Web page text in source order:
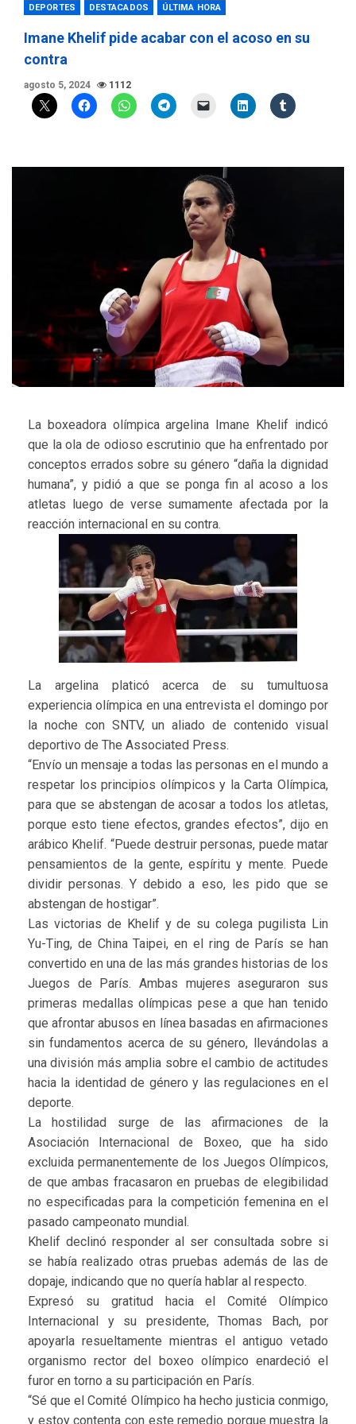
DEPORTES DESTACADOS ÚLTIMA HORA
Imane Khelif pide acabar con el acoso en su
contra
agosto 5, 2024 1112
La boxeadora olímpica argelina Imane Khelif indicó
que la ola de odioso escrutinio que ha enfrentado por
conceptos errados sobre su género “daña la dignidad
humana”, y pidió a que se ponga fin al acoso a los
atletas luego de verse sumamente afectada por la
reacción internacional en su contra.
La argelina platicó acerca de su tumultuosa
experiencia olímpica en una entrevista el domingo por
la noche con SNTV, un aliado de contenido visual
deportivo de The Associated Press.
“Envío un mensaje a todas las personas en el mundo a
respetar los principios olímpicos y la Carta Olímpica,
para que se abstengan de acosar a todos los atletas,
porque esto tiene efectos, grandes efectos”, dijo en
arábico Khelif. “Puede destruir personas, puede matar
pensamientos de la gente, espíritu y mente. Puede
dividir personas. Y debido a eso, les pido que se
abstengan de hostigar”.
Las victorias de Khelif y de su colega pugilista Lin
Yu-Ting, de China Taipei, en el ring de París se han
convertido en una de las más grandes historias de los
Juegos de París. Ambas mujeres aseguraron sus
primeras medallas olímpicas pese a que han tenido
que afrontar abusos en línea basadas en afirmaciones
sin fundamentos acerca de su género, llevándolas a
una división más amplia sobre el cambio de actitudes
hacia la identidad de género y las regulaciones en el
deporte.
La hostilidad surge de las afirmaciones de la
Asociación Internacional de Boxeo, que ha sido
excluida permanentemente de los Juegos Olímpicos,
de que ambas fracasaron en pruebas de elegibilidad
no especificadas para la competición femenina en el
pasado campeonato mundial.
Khelif declinó responder al ser consultada sobre si
se había realizado otras pruebas además de las de
dopaje, indicando que no quería hablar al respecto.
Expresó su gratitud hacia el Comité Olímpico
Internacional y su presidente, Thomas Bach, por
apoyarla resueltamente mientras el antiguo vetado
organismo rector del boxeo olímpico enardeció el
furor en torno a su participación en París.
“Sé que el Comité Olímpico ha hecho justicia conmigo,
y estoy contenta con este remedio porque muestra la